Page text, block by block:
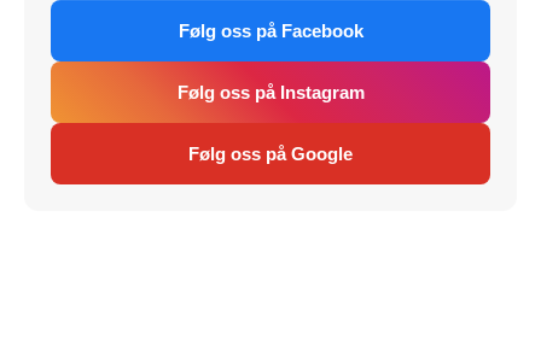
Følg oss på Facebook
Følg oss på Instagram
Følg oss på Google